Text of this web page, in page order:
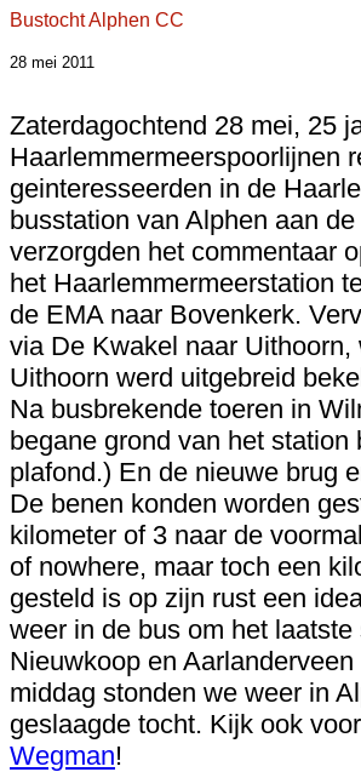
Bustocht Alphen CC
28 mei 2011
Zaterdagochtend 28 mei, 25
Haarlemmermeerspoorlijnen
geinteresseerden in de
busstation van Alphen aan
verzorgden het commentaar
het Haarlemmermeerstation
de EMA naar Bovenkerk.
via De Kwakel naar
Uithoorn werd uitgebreid
Na busbrekende toeren in
begane grond van het
plafond.) En de nieuwe brug
De benen konden worden
kilometer of 3 naar de
of nowhere, maar toch een
gesteld is op zijn rust een
weer in de bus om het
Nieuwkoop en
middag stonden we weer in
geslaagde tocht. Kijk ook
Wegman!